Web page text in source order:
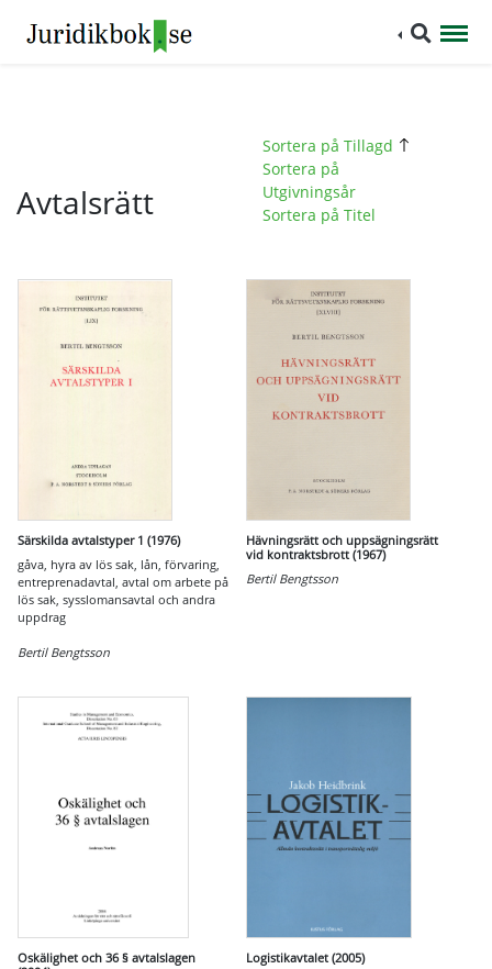
Avtalsrätt
Sortera på Tillagd
Sortera på
Utgivningsår
Sortera på Titel
Särskilda avtalstyper 1 (1976)
gåva, hyra av lös sak, lån, förvaring,
entreprenadavtal, avtal om arbete på
lös sak, sysslomansavtal och andra
uppdrag
Bertil Bengtsson
Hävningsrätt och uppsägningsrätt
vid kontraktsbrott (1967)
Bertil Bengtsson
Oskälighet och 36 § avtalslagen
Logistikavtalet (2005)